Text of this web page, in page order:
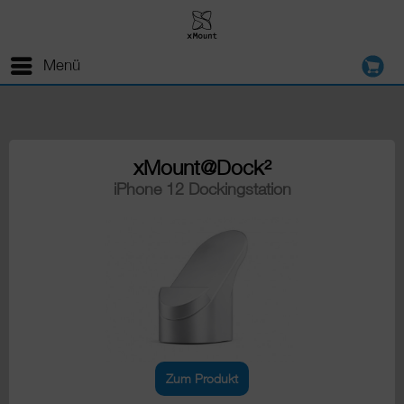
Menü
xMount@Dock²
iPhone 12 Dockingstation
Zum Produkt